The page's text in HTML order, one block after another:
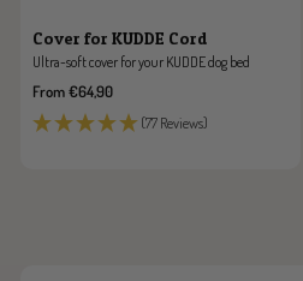
Cover for KUDDE Cord
Ultra-soft cover for your KUDDE dog bed
Sale
From €64,90
(77 Reviews)